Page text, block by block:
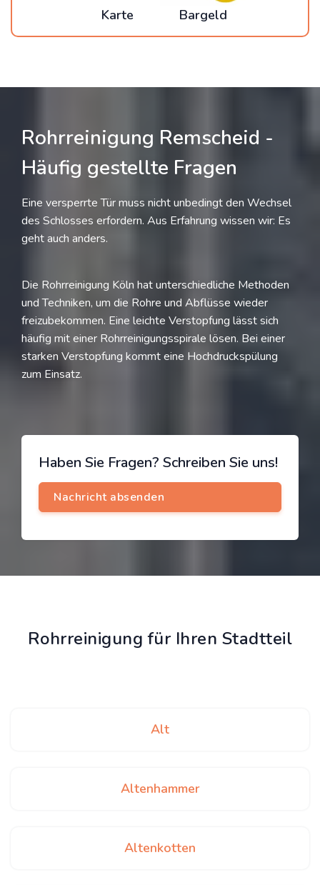
Karte Bargeld
Rohrreinigung Remscheid -
Häufig gestellte Fragen
Eine versperrte Tür muss nicht unbedingt den Wechsel
des Schlosses erfordern. Aus Erfahrung wissen wir: Es
geht auch anders.
Die Rohrreinigung Köln hat unterschiedliche Methoden
und Techniken, um die Rohre und Abflüsse wieder
freizubekommen. Eine leichte Verstopfung lässt sich
häufig mit einer Rohrreinigungsspirale lösen. Bei einer
starken Verstopfung kommt eine Hochdruckspülung
zum Einsatz.
Haben Sie Fragen? Schreiben Sie uns!
Rohrreinigung für Ihren Stadtteil
Alt
Altenhammer
Altenkotten